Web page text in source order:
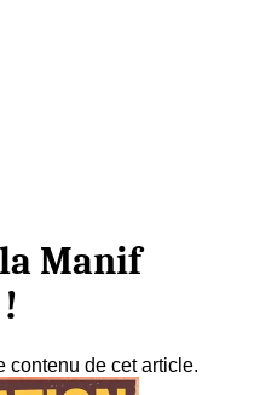
Manif
contenu de cet article.